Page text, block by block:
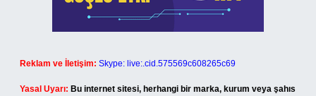
Reklam ve İletişim: Skype: live:.cid.575569c608265c69
Yasal Uyarı: Bu internet sitesi, herhangi bir marka, kurum veya şahıs